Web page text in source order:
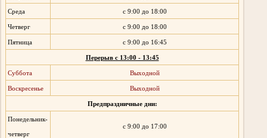
Среда с 9:00 до 18:00
Четверг с 9:00 до 18:00
Пятница с 9:00 до 16:45
Перерыв с 13:00 - 13:45
Суббота Выходной
Воскресенье Выходной
Предпраздничные дни:
Понедельник-
четверг
с 9:00 до 17:00